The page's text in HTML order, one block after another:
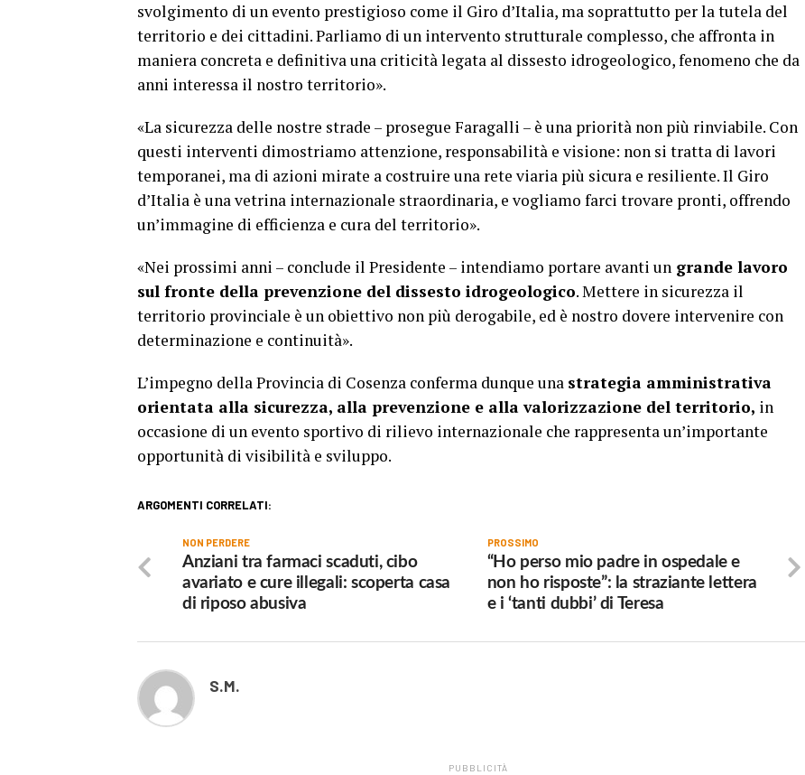
svolgimento di un evento prestigioso come il Giro d’Italia, ma soprattutto per la tutela del
territorio e dei cittadini. Parliamo di un intervento strutturale complesso, che affronta in
maniera concreta e definitiva una criticità legata al dissesto idrogeologico, fenomeno che da
anni interessa il nostro territorio».
«La sicurezza delle nostre strade – prosegue Faragalli – è una priorità non più rinviabile. Con
questi interventi dimostriamo attenzione, responsabilità e visione: non si tratta di lavori
temporanei, ma di azioni mirate a costruire una rete viaria più sicura e resiliente. Il Giro
d’Italia è una vetrina internazionale straordinaria, e vogliamo farci trovare pronti, offrendo
un’immagine di efficienza e cura del territorio».
«Nei prossimi anni – conclude il Presidente – intendiamo portare avanti un grande lavoro
sul fronte della prevenzione del dissesto idrogeologico. Mettere in sicurezza il
territorio provinciale è un obiettivo non più derogabile, ed è nostro dovere intervenire con
determinazione e continuità».
L’impegno della Provincia di Cosenza conferma dunque una strategia amministrativa
orientata alla sicurezza, alla prevenzione e alla valorizzazione del territorio, in
occasione di un evento sportivo di rilievo internazionale che rappresenta un’importante
opportunità di visibilità e sviluppo.
ARGOMENTI CORRELATI:
PROSSIMO
“Ho perso mio padre in ospedale e
non ho risposte”: la straziante lettera
e i ‘tanti dubbi’ di Teresa
NON PERDERE
Anziani tra farmaci scaduti, cibo
avariato e cure illegali: scoperta casa
di riposo abusiva
S.M.
PUBBLICITÀ